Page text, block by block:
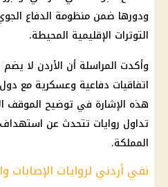
ودورها ضمن منظومة الدفاع
التوترات الإقليمية المحيطة.
وأكدت المراسلة أن الأردن لا يضم
اتفاقيات دفاعية وعسكرية مع
هذه الإشارة في توضيح الموقف
تداول روايات تتحدث عن
المملكة.
نفي أردني لروايات الإصابات